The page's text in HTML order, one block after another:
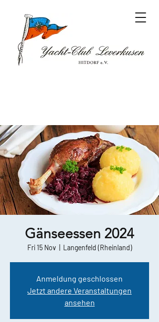
Gänseessen 2024
Fri 15 Nov Langenfeld (Rheinland)
Anmeldung geschlossen
Jetzt andere Veranstaltungen
ansehen